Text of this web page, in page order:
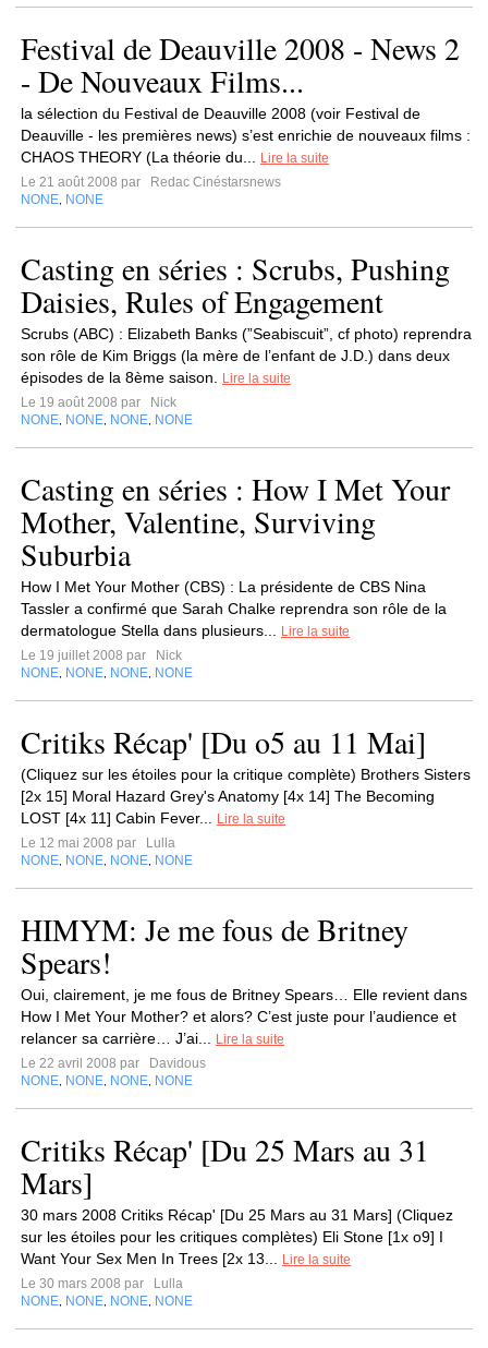
Festival de Deauville 2008 - News 2
- De Nouveaux Films...
la sélection du Festival de Deauville 2008 (voir Festival de
Deauville - les premières news) s’est enrichie de nouveaux films :
CHAOS THEORY (La théorie du...
Lire la suite
Le 21 août 2008 par
Redac Cinéstarsnews
NONE NONE
Casting en séries : Scrubs, Pushing
Daisies, Rules of Engagement
Scrubs (ABC) : Elizabeth Banks (”Seabiscuit”, cf photo) reprendra
son rôle de Kim Briggs (la mère de l’enfant de J.D.) dans deux
épisodes de la 8ème saison.
Lire la suite
Le 19 août 2008 par
Nick
NONE NONE NONE NONE
Casting en séries : How I Met Your
Mother, Valentine, Surviving
Suburbia
How I Met Your Mother (CBS) : La présidente de CBS Nina
Tassler a confirmé que Sarah Chalke reprendra son rôle de la
dermatologue Stella dans plusieurs...
Lire la suite
Le 19 juillet 2008 par
Nick
NONE NONE NONE NONE
Critiks Récap' [Du o5 au 11 Mai]
(Cliquez sur les étoiles pour la critique complète) Brothers Sisters
[2x 15] Moral Hazard Grey's Anatomy [4x 14] The Becoming
LOST [4x 11] Cabin Fever...
Lire la suite
Le 12 mai 2008 par
Lulla
NONE NONE NONE NONE
HIMYM: Je me fous de Britney
Spears!
Oui, clairement, je me fous de Britney Spears… Elle revient dans
How I Met Your Mother? et alors? C’est juste pour l’audience et
relancer sa carrière… J’ai...
Lire la suite
Le 22 avril 2008 par
Davidous
NONE NONE NONE NONE
Critiks Récap' [Du 25 Mars au 31
Mars]
30 mars 2008 Critiks Récap' [Du 25 Mars au 31 Mars] (Cliquez
sur les étoiles pour les critiques complètes) Eli Stone [1x o9] I
Want Your Sex Men In Trees [2x 13...
Lire la suite
Le 30 mars 2008 par
Lulla
NONE NONE NONE NONE